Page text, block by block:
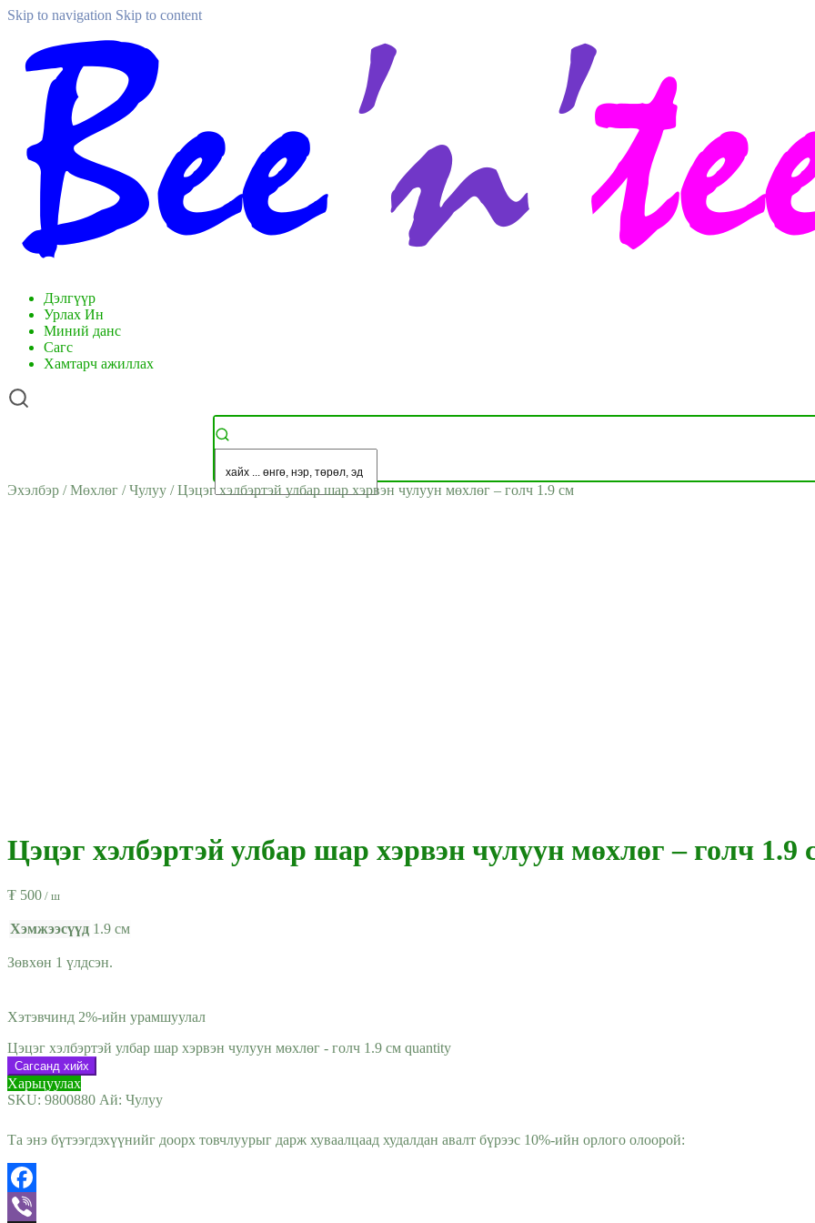
Skip to navigation Skip to content
Дэлгүүр
Урлах Ин
Миний данс
Сагс
Хамтарч ажиллах
Эхэлбэр /Мөхлөг /Чулуу /Цэцэг хэлбэртэй улбар шар хэрвэн чулуун мөхлөг – голч 1.9 см
Цэцэг хэлбэртэй улбар шар хэрвэн чулуун мөхлөг – голч 1.9
₮ 500 / ш
Хэмжээсүүд 1.9 см
Зөвхөн 1 үлдсэн.
Хэтэвчинд 2%-ийн урамшуулал
Цэцэг хэлбэртэй улбар шар хэрвэн чулуун мөхлөг - голч 1.9 см quantity
Сагсанд хийх
Харьцуулах
SKU: 9800880 Ай: Чулуу
Та энэ бүтээгдэхүүнийг доорх товчлуурыг дарж хуваалцаад худалдан авалт бүрээс 10%-ийн орлого олоорой:
Facebook